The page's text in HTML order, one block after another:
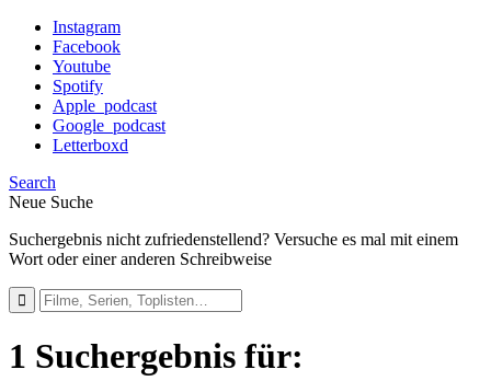
Instagram
Facebook
Youtube
Spotify
Apple_podcast
Google_podcast
Letterboxd
Search
Neue Suche
Suchergebnis nicht zufriedenstellend? Versuche es mal mit einem
Wort oder einer anderen Schreibweise
1 Suchergebnis für: